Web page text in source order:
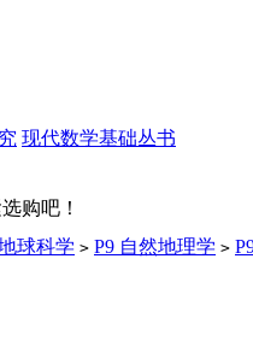
现代数学基础丛书
购吧！
球科学 > P9 自然地理学 >